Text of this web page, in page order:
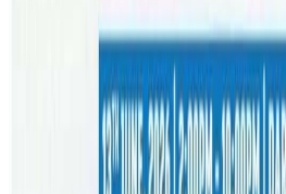
एन्टिजन परिक्षणमा कोभिड देखिएमा ती
पिसिआर परिक्षण समेत गर्नुपर्दछ ।
अधिकांश अवस्थामा व्यक्तिले स्वयमले
निर्णय गरेको छ । क्लोज कन्ट्याकको